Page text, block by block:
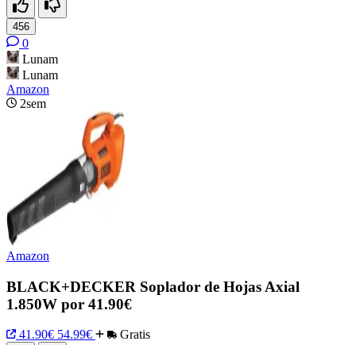
456
0
Lunam
Lunam
Amazon
2sem
Amazon
BLACK+DECKER Soplador de Hojas Axial
1.850W por 41.90€
41.90€ 54.99€ Gratis